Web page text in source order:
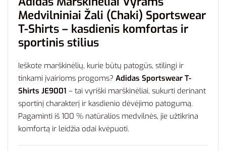
Medvilniniai Žali (Chaki) Sportswear
T-Shirts – kasdienis komfortas ir
sportinis stilius
Ieškote marškinėlių, kurie būtų patogūs, stilingi ir
tinkami įvairioms progoms? Adidas Sportswear T-
Shirts JE9001 – tai vyriški marškinėliai, sukurti derinant
sportinį charakterį ir kasdienio dėvėjimo patogumą.
Pagaminti iš 100 % natūralios medvilnės, jie užtikrina
komfortą ir leidžia odai kvėpuoti.